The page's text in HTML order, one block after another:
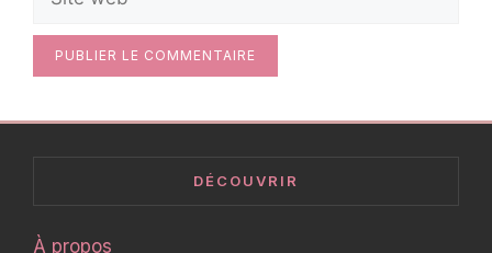
web
DÉCOUVRIR
À propos